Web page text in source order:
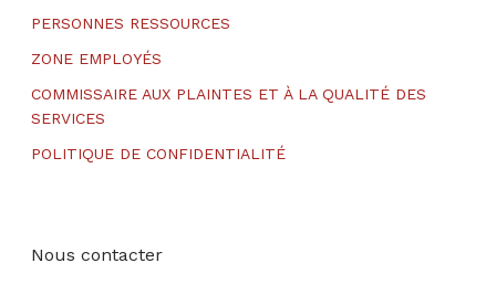
PERSONNES RESSOURCES
ZONE EMPLOYÉS
COMMISSAIRE AUX PLAINTES ET À LA QUALITÉ DES
SERVICES
POLITIQUE DE CONFIDENTIALITÉ
Nous contacter